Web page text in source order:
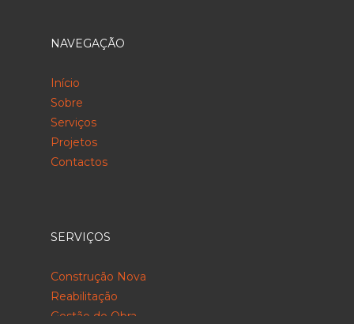
NAVEGAÇÃO
Início
Sobre
Serviços
Projetos
Contactos
SERVIÇOS
Construção Nova
Reabilitação
Gestão de Obra